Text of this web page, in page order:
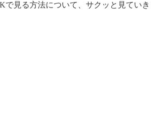
見る方法について、サクッと見ていき